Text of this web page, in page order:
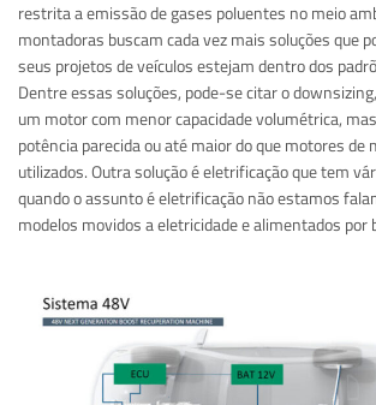
restrita a emissão de gases poluentes no meio
montadoras buscam cada vez mais soluções que
seus projetos de veículos estejam dentro dos
Dentre essas soluções, pode-se citar o
um motor com menor capacidade volumétrica,
potência parecida ou até maior do que motores de
utilizados. Outra solução é eletrificação que tem
quando o assunto é eletrificação não estamos
modelos movidos a eletricidade e alimentados por